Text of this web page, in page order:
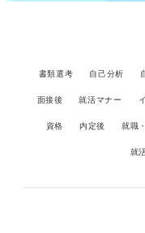
書類選考 自己分析
面接後 就活マナー
資格 内定後 就職
就